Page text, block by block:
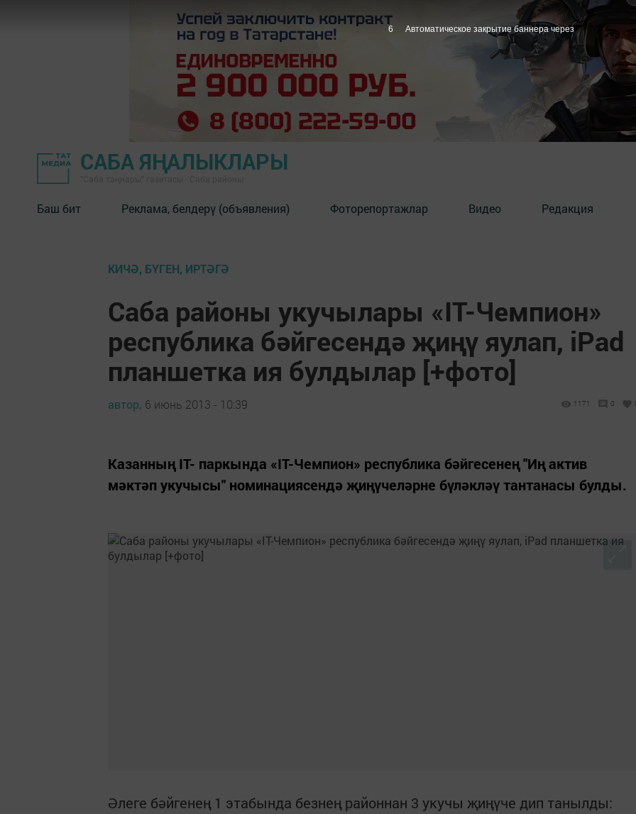
САБА ЯҢАЛЫКЛАРЫ
Баш бит Реклама, белдерү (объявления) Фоторепортажлар Видео Редакция
КИЧӘ, БҮГЕН, ИРТӘГӘ
Саба районы укучылары «IТ-Чемпион»
республика бәйгесендә җиңү яулап, iPad
планшетка ия булдылар [+фото]
автор, 6 июнь 2013 - 10:39 1171 0
Казанның IT- паркында «IТ-Чемпион» республика бәйгесенең "Иң актив
мәктәп укучысы" номинациясендә җиңүчеләрне бүләкләү тантанасы булды.
Әлеге бәйгенең 1 этабында безнең районнан 3 укучы җиңүче дип танылды:
5 Автоматическое закрытие баннера через